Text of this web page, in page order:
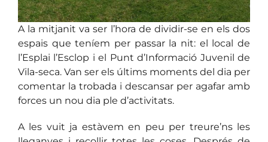
A la mitjanit va ser l’hora de dividir-se en els dos
espais que teníem per passar la nit: el local de
l’Esplai l’Esclop i el Punt d’Informació Juvenil de
Vila-seca. Van ser els últims moments del dia per
comentar la trobada i descansar per agafar amb
forces un nou dia ple d’activitats.
A les vuit ja estàvem en peu per treure’ns les